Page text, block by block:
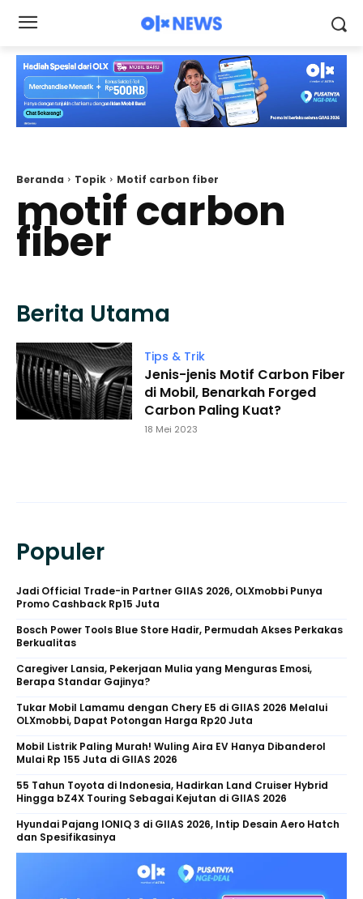
Beranda Topik Motif carbon fiber
motif carbon
fiber
Berita Utama
Tips & Trik
Jenis-jenis Motif Carbon Fiber
di Mobil, Benarkah Forged
Carbon Paling Kuat?
18 Mei 2023
Populer
Jadi Official Trade-in Partner GIIAS 2026, OLXmobbi Punya
Promo Cashback Rp15 Juta
Bosch Power Tools Blue Store Hadir, Permudah Akses Perkakas
Berkualitas
Caregiver Lansia, Pekerjaan Mulia yang Menguras Emosi,
Berapa Standar Gajinya?
Tukar Mobil Lamamu dengan Chery E5 di GIIAS 2026 Melalui
OLXmobbi, Dapat Potongan Harga Rp20 Juta
Mobil Listrik Paling Murah! Wuling Aira EV Hanya Dibanderol
Mulai Rp 155 Juta di GIIAS 2026
55 Tahun Toyota di Indonesia, Hadirkan Land Cruiser Hybrid
Hingga bZ4X Touring Sebagai Kejutan di GIIAS 2026
Hyundai Pajang IONIQ 3 di GIIAS 2026, Intip Desain Aero Hatch
dan Spesifikasinya